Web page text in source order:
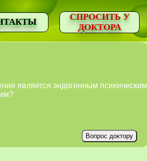
СПРОСИТЬ У
ДОКТОРА
является эндогенным психическим